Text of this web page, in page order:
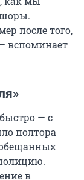
после того,
вспоминает
— с
полтора
в